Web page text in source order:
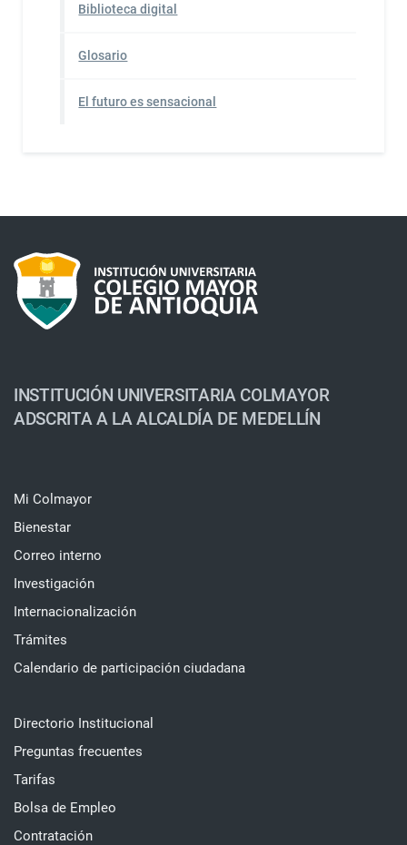
Biblioteca digital
Glosario
El futuro es sensacional
INSTITUCIÓN UNIVERSITARIA COLMAYOR
ADSCRITA A LA ALCALDÍA DE MEDELLÍN
Mi Colmayor
Bienestar
Correo interno
Investigación
Internacionalización
Trámites
Calendario de participación ciudadana
Directorio Institucional
Preguntas frecuentes
Tarifas
Bolsa de Empleo
Contratación